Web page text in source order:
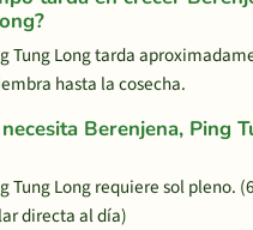
Tung Long tarda
hasta la cosecha.
Berenjena, Ping
Tung Long requiere sol pleno.
directa al día)